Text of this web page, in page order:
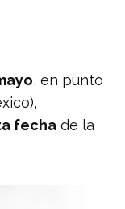
, en punto
fecha de la